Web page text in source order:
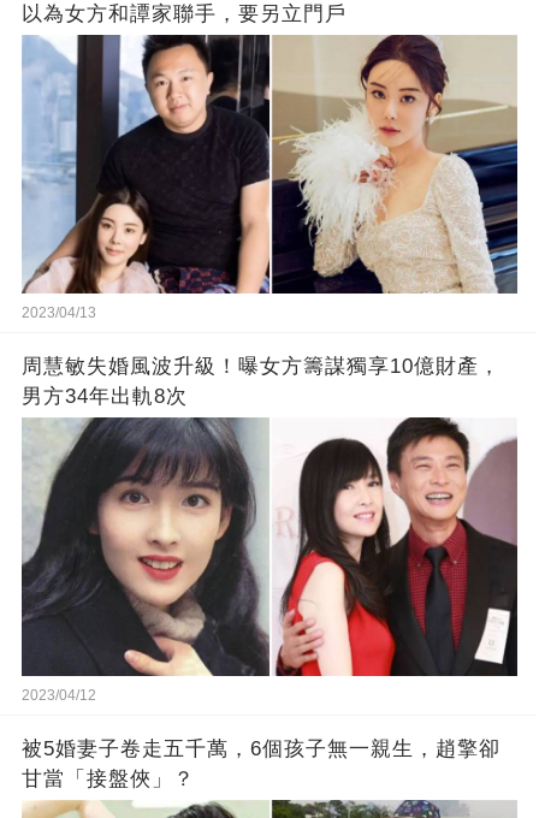
以為女方和譚家聯手，要另立門戶
2023/04/13
周慧敏失婚風波升級！曝女方籌謀獨享10億財產，
男方34年出軌8次
2023/04/12
被5婚妻子卷走五千萬，6個孩子無一親生，趙擎卻
甘當「接盤俠」？